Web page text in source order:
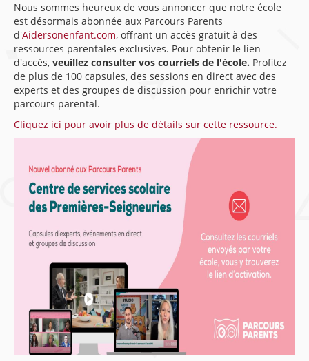
Nous sommes heureux de vous annoncer que notre école
est désormais abonnée aux Parcours Parents
d'Aidersonenfant.com, offrant un accès gratuit à des
ressources parentales exclusives. Pour obtenir le lien
d'accès, veuillez consulter vos courriels de l'école. Profitez
de plus de 100 capsules, des sessions en direct avec des
experts et des groupes de discussion pour enrichir votre
parcours parental.
Cliquez ici pour avoir plus de détails sur cette ressource.